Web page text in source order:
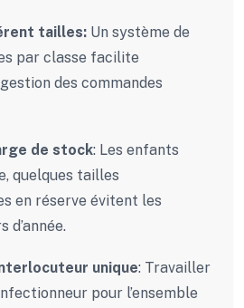
tailles: Un système de
par classe facilite
des commandes
de stock: Les enfants
quelques tailles
en réserve évitent les
d’année.
unique: Travailler
pour l’ensemble